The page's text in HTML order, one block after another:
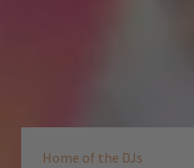
Home of the DJs